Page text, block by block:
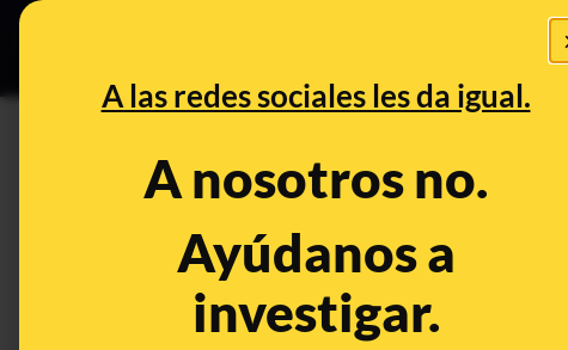
A las redes sociales les da igual.
A nosotros no.
Ayúdanos a
investigar.
Especial Ceuta
capturas